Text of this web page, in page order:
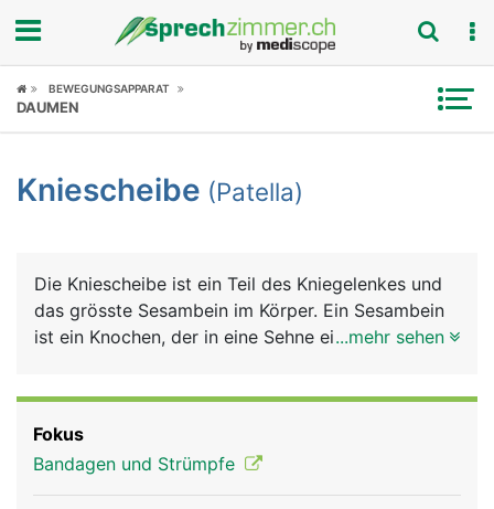
Fokus
Symptome
News
Rubriken
BEWEGUNGSAPPARAT
DAUMEN
Kniescheibe (Patella)
Die Kniescheibe ist ein Teil des Kniegelenkes und
das grösste Sesambein im Körper. Ein Sesambein
ist ein Knochen, der in eine Sehne eingelagert ist,
dreieckig, mit der Spitze nach unten zeigend. Sie
sorgt erstens für eine Reibungsminderung der
genannten Sehne bei der Kniebeugung und
...mehr sehen
Fokus
Bandagen und Strümpfe